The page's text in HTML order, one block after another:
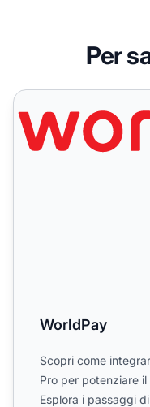
Per
WorldPay
WorldPay
Scopri come
Pro per potenziare
Esplora i passaggi